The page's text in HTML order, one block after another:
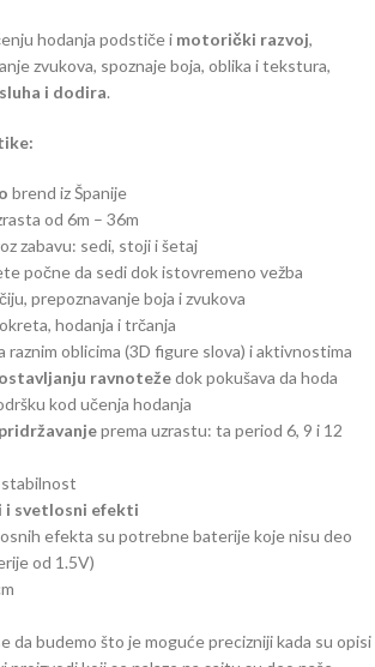
hodanja podstiče i motorički razvoj,
zvukova, spoznaje boja, oblika i tekstura,
i dodira.
brend iz Španije
od 6m – 36m
zabavu: sedi, stoji i šetaj
počne da sedi dok istovremeno vežba
prepoznavanje boja i zvukova
hodanja i trčanja
raznim oblicima (3D figure slova) i aktivnostima
ravnotežedok pokušava da hoda
kod učenja hodanja
prema uzrastu: ta period 6, 9 i 12
stabilnost
i svetlosni efekti
efekta su potrebne baterije koje nisu deo
od 1.5V)
da budemo što je moguće precizniji kada su opisi